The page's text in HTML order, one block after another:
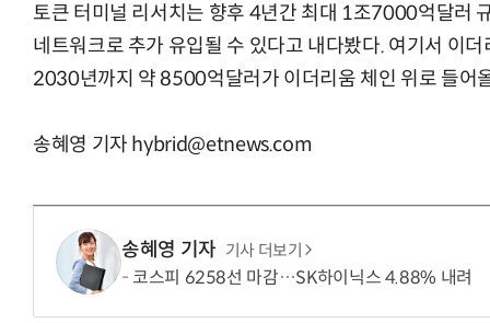
토큰 터미널 리서치는 향후 4년간 최대 1조7000억달러
네트워크로 추가 유입될 수 있다고 내다봤다. 여기서 이
2030년까지 약 8500억달러가 이더리움 체인 위로 들어
송혜영 기자 hybrid@etnews.com
송혜영 기자 기사 더보기
코스피 6258선 마감…SK하이닉스 4.88% 내려